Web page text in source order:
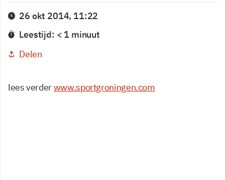
26 okt 2014, 11:22
Leestijd: < 1 minuut
Delen
lees verderwww.sportgroningen.com